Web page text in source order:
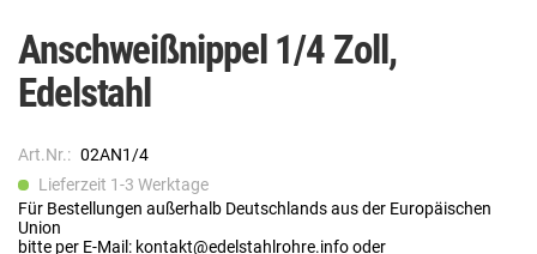
Anschweißnippel 1/4 Zoll,
Edelstahl
Art.Nr.: 02AN1/4
Lieferzeit 1-3 Werktage
Für Bestellungen außerhalb Deutschlands aus der Europäischen
Union
bitte per E-Mail: kontakt@edelstahlrohre.info oder